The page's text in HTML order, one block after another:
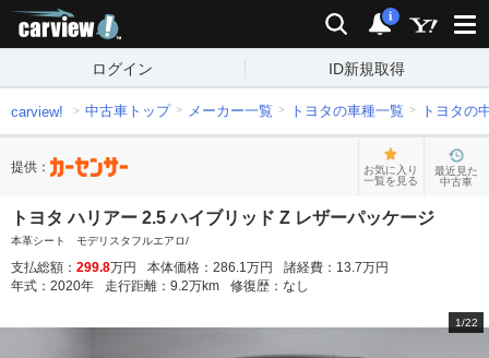
検索 通知
i
ログイン ID新規取得
carview! 中古車トップ メーカー一覧 トヨタの車種一覧 トヨタの
提供：
お気に入り
一覧を見る
最近見た
中古車
トヨタ ハリアー 2.5 ハイブリッド Z レザーパッケージ
本革シート モデリスタフルエアロ/
支払総額： 299.8万円 本体価格： 286.1万円 諸経費： 13.7万円
年式： 2020年 走行距離： 9.2万km 修復歴： なし
1/22